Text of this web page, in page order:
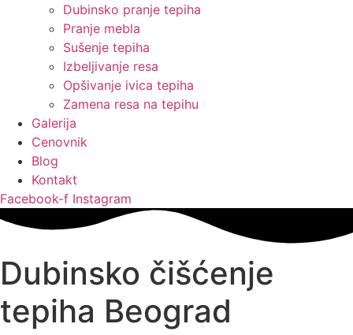
Dubinsko pranje tepiha
Pranje mebla
Sušenje tepiha
Izbeljivanje resa
Opšivanje ivica tepiha
Zamena resa na tepihu
Galerija
Cenovnik
Blog
Kontakt
Facebook-f Instagram
Dubinsko čišćenje
tepiha Beograd